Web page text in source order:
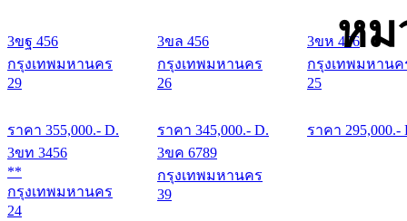
หม
3ขฐ 456
กรุงเทพมหานคร
29
ราคา 355,000.- D.
3ขล 456
กรุงเทพมหานคร
26
ราคา 345,000.- D.
3ขห 456
กรุงเทพมหานค
25
ราคา 295,000.-
3ขท 3456
**
กรุงเทพมหานคร
24
3ขค 6789
กรุงเทพมหานคร
39